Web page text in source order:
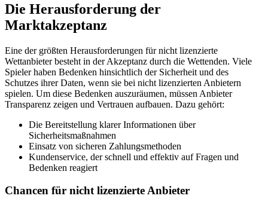
Die Herausforderung der
Marktakzeptanz
Eine der größten Herausforderungen für nicht lizenzierte
Wettanbieter besteht in der Akzeptanz durch die Wettenden. Viele
Spieler haben Bedenken hinsichtlich der Sicherheit und des
Schutzes ihrer Daten, wenn sie bei nicht lizenzierten Anbietern
spielen. Um diese Bedenken auszuräumen, müssen Anbieter
Transparenz zeigen und Vertrauen aufbauen. Dazu gehört:
Die Bereitstellung klarer Informationen über
Sicherheitsmaßnahmen
Einsatz von sicheren Zahlungsmethoden
Kundenservice, der schnell und effektiv auf Fragen und
Bedenken reagiert
Chancen für nicht lizenzierte Anbieter